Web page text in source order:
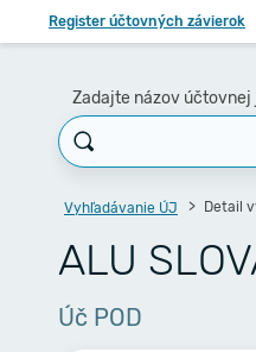
Register účtovných závierok
Zadajte názov účtovnej
Vyhľadávanie ÚJ Detail
ALU
Úč POD